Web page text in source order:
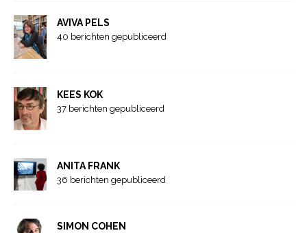
AVIVA PELS
40 berichten gepubliceerd
KEES KOK
37 berichten gepubliceerd
ANITA FRANK
36 berichten gepubliceerd
SIMON COHEN